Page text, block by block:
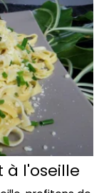
à l'oseille